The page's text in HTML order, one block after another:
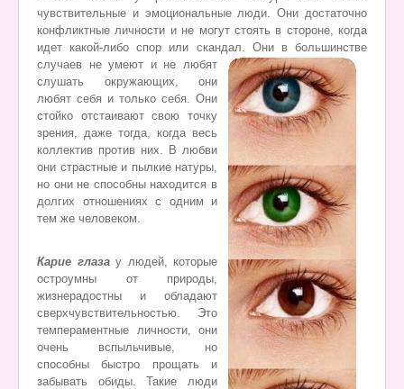
чувствительные и эмоциональные люди. Они достаточно
конфликтные личности и не могут стоять в стороне, когда
идет какой-либо спор или скандал. Они в большинстве
случаев не умеют и не любят
слушать окружающих, они
любят себя и только себя. Они
стойко отстаивают свою точку
зрения, даже тогда, когда весь
коллектив против них. В любви
они страстные и пылкие натуры,
но они не способны находится в
долгих отношениях с одним и
тем же человеком.
Карие глазау людей, которые
остроумны от природы,
жизнерадостны и обладают
сверхчувствительностью. Это
темпераментные личности, они
очень вспыльчивые, но
способны быстро прощать и
забывать обиды. Такие люди